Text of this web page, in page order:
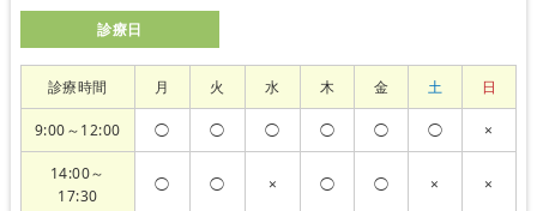
診療日
診療時間 月 火 水 木 金 土 日
9:00～12:00 ◯ ◯ ◯ ◯ ◯ ◯ ×
14:00～
17:30
◯ ◯ × ◯ ◯ × ×